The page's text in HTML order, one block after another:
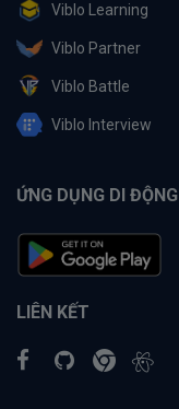
Viblo Learning
Viblo Partner
Viblo Battle
Viblo Interview
ỨNG DỤNG DI ĐỘNG
LIÊN KẾT